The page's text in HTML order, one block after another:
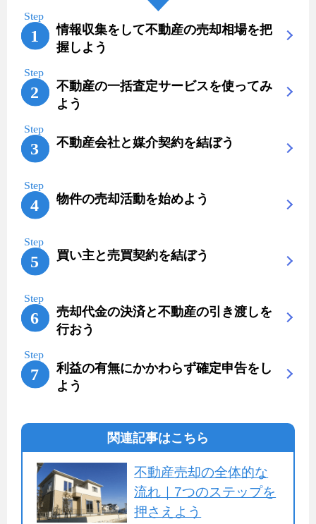
情報収集をして不動産の売却相場を把
握しよう
不動産の一括査定サービスを使ってみ
よう
不動産会社と媒介契約を結ぼう
物件の売却活動を始めよう
買い主と売買契約を結ぼう
売却代金の決済と不動産の引き渡しを
行おう
利益の有無にかかわらず確定申告をし
よう
関連記事はこちら
不動産売却の全体的な
流れ｜7つのステップを
押さえよう